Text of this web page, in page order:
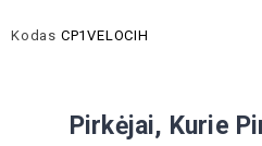
Kodas CP1VELOCIH
Pirkėjai, Kurie